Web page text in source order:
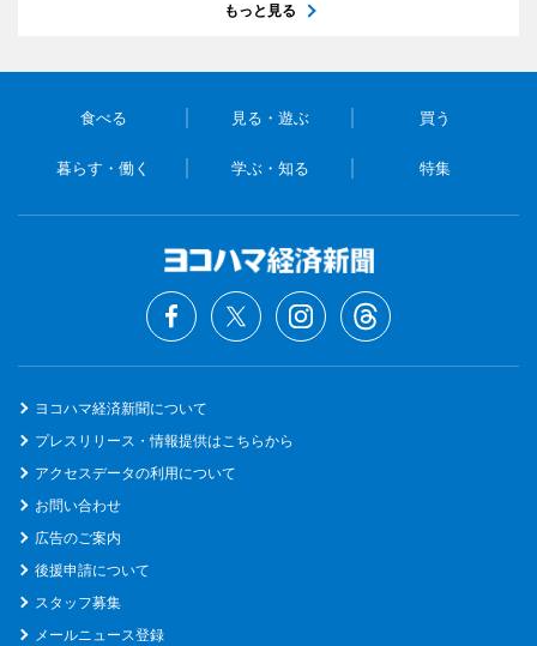
もっと見る
食べる 見る・遊ぶ 買う
暮らす・働く 学ぶ・知る 特集
ヨコハマ経済新聞について
プレスリリース・情報提供はこちらから
アクセスデータの利用について
お問い合わせ
広告のご案内
後援申請について
スタッフ募集
メールニュース登録